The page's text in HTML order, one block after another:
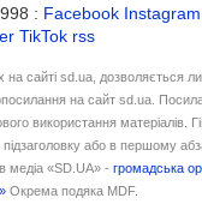
: Facebook Instagram
TikTok rss
на сайті sd.ua, дозволяється
на сайт sd.ua.
використання матеріалів.
або в першому
медіа «SD.UA» -громадська
Окрема подяка MDF.